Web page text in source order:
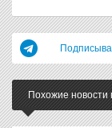
Похожие новости